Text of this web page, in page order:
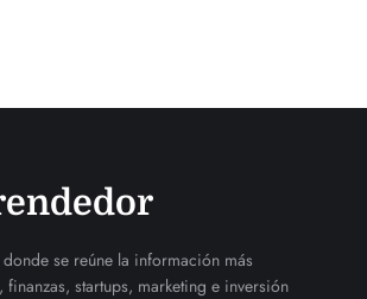
se reúne la información más
startups, marketing e inversión